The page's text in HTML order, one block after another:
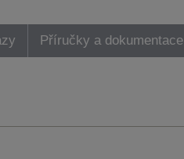
Příručky a dokumentace